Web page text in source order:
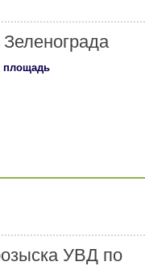
площадь
УВД по